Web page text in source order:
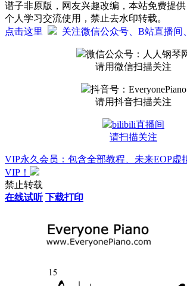
谱子非原版，网友兴趣改编，本站免费提
个人学习交流使用，禁止去水印转载。
点击这里
关注微信公众号、B站直播间
微信公众号：人人钢琴
请用微信扫描关注
抖音号：EveryonePiano
请用抖音扫描关注
bilibili直播间
请扫描关注
VIP永久会员：包含全部教程、未来EOP虚
VIP！
禁止转载
在线试听 下载打印